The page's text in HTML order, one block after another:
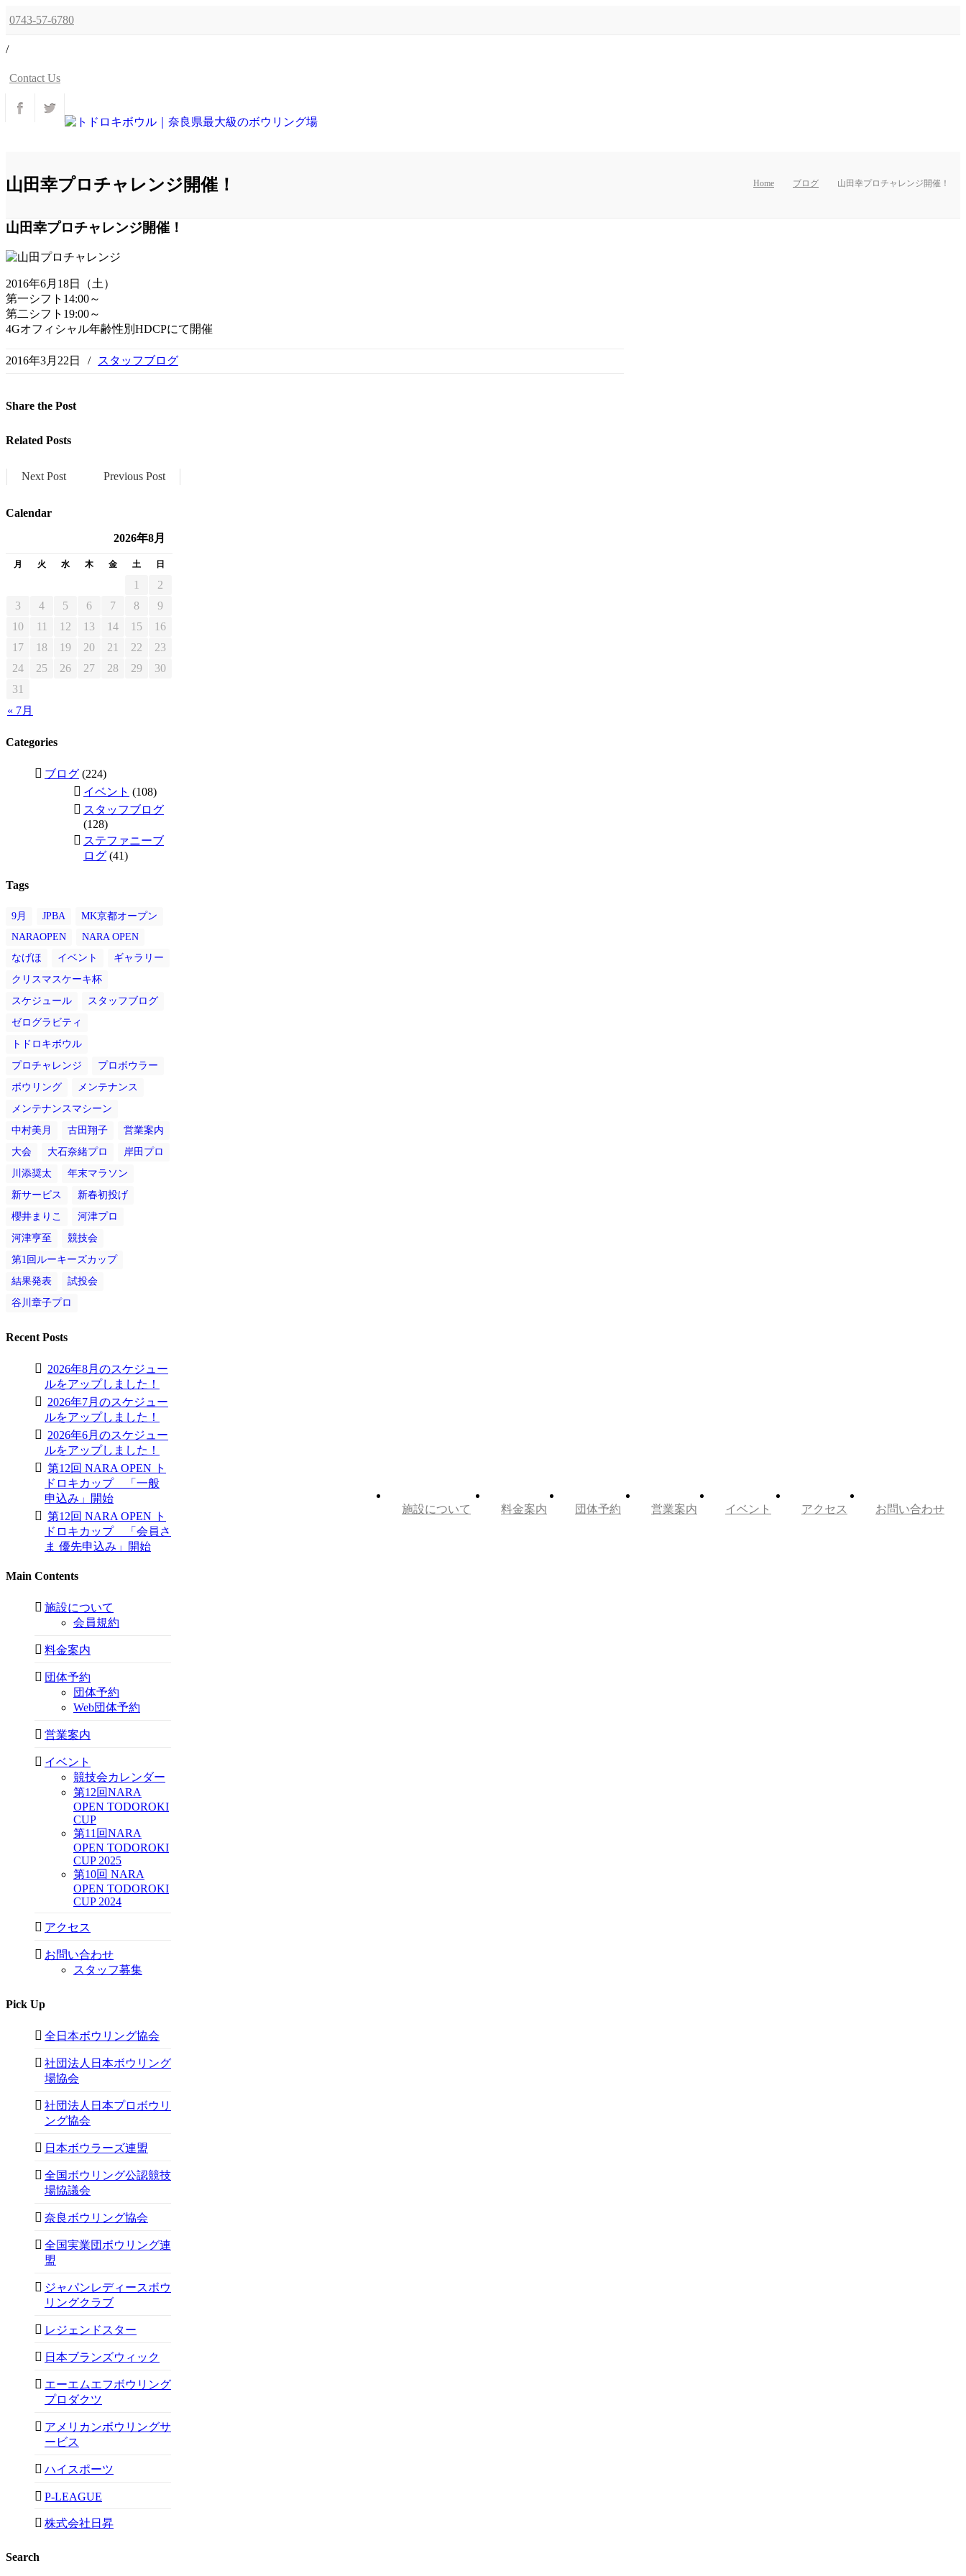
0743-57-6780
/
Contact Us
施設について 料金案内 団体予約 営業案内 イベント アクセス お問い合わせ
山田幸プロチャレンジ開催！ Home ブログ 山田幸プロチャレンジ開催！
山田幸プロチャレンジ開催！
2016年6月18日（土）
第一シフト14:00～
第二シフト19:00～
4Gオフィシャル年齢性別HDCPにて開催
2016年3月22日 / スタッフブログ
Share the Post
Related Posts
Next Post Previous Post
Calendar
2026年8月
月 火 水 木 金 土 日
« 7月
1
2
3
4 5 6 7 8
9
10
11 12 13 14 15
16
17
18 19 20 21 22
23
24
25 26 27 28 29
30
31
Categories
ブログ (224)
イベント (108)
スタッフブログ
(128)
ステファニーブ
ログ (41)
Tags
9月 JPBA
MK京都オープン
NARAOPEN
NARA OPEN
なげほ
イベント
ギャラリー
クリスマスケーキ杯
スケジュール
スタッフブログ
ゼログラビティ
トドロキボウル
プロチャレンジ
プロボウラー
ボウリング
メンテナンス
メンテナンスマシーン
中村美月
古田翔子
営業案内
大会
大石奈緒プロ
岸田プロ
川添奨太
年末マラソン
新サービス
新春初投げ
櫻井まりこ
河津プロ
河津亨至
競技会
第1回ルーキーズカップ
結果発表
試投会
谷川章子プロ
Recent Posts
2026年8月のスケジュー
ルをアップしました！
2026年7月のスケジュー
ルをアップしました！
2026年6月のスケジュー
ルをアップしました！
第12回 NARA OPEN ト
ドロキカップ 「一般
申込み」開始
第12回 NARA OPEN ト
ドロキカップ 「会員さ
ま 優先申込み」開始
Main Contents
施設について
会員規約
料金案内
団体予約
団体予約
Web団体予約
営業案内
イベント
競技会カレンダー
第12回NARA
OPEN TODOROKI
CUP
第11回NARA
OPEN TODOROKI
CUP 2025
第10回 NARA
OPEN TODOROKI
CUP 2024
アクセス
お問い合わせ
スタッフ募集
Pick Up
全日本ボウリング協会
社団法人日本ボウリング
場協会
社団法人日本プロボウリ
ング協会
日本ボウラーズ連盟
全国ボウリング公認競技
場協議会
奈良ボウリング協会
全国実業団ボウリング連
盟
ジャパンレディースボウ
リングクラブ
レジェンドスター
日本ブランズウィック
エーエムエフボウリング
プロダクツ
アメリカンボウリングサ
ービス
ハイスポーツ
P-LEAGUE
株式会社日昇
Search